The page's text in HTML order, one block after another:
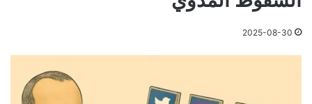
2025-08-30